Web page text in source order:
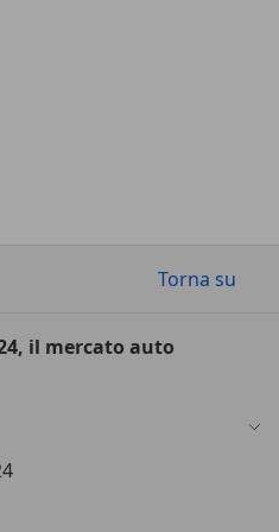
Torna su
il mercato auto